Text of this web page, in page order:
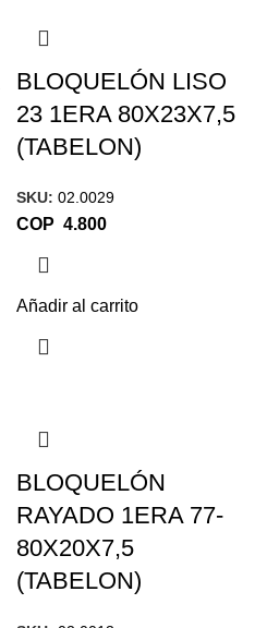
BLOQUELÓN LISO
23 1ERA 80X23X7,5
(TABELON)
SKU: 02.0029
COP
Añadir al carrito
BLOQUELÓN
RAYADO 1ERA 77-
80X20X7,5
(TABELON)